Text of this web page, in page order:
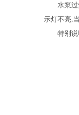
水泵过
示灯不亮,
特别说